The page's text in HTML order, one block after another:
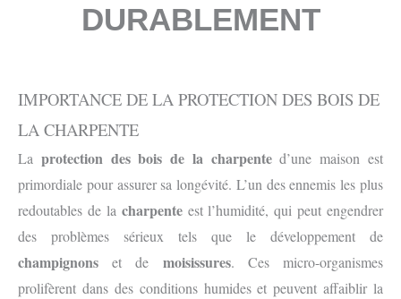
DURABLEMENT
IMPORTANCE DE LA PROTECTION DES BOIS DE
LA CHARPENTE
La protection des bois de la charpented’une maison est
primordiale pour assurer sa longévité. L’un des ennemis les plus
redoutables de la charpenteest l’humidité, qui peut engendrer
des problèmes sérieux tels que le développement de
champignons et de moisissures. Ces micro-organismes
prolifèrent dans des conditions humides et peuvent affaiblir la